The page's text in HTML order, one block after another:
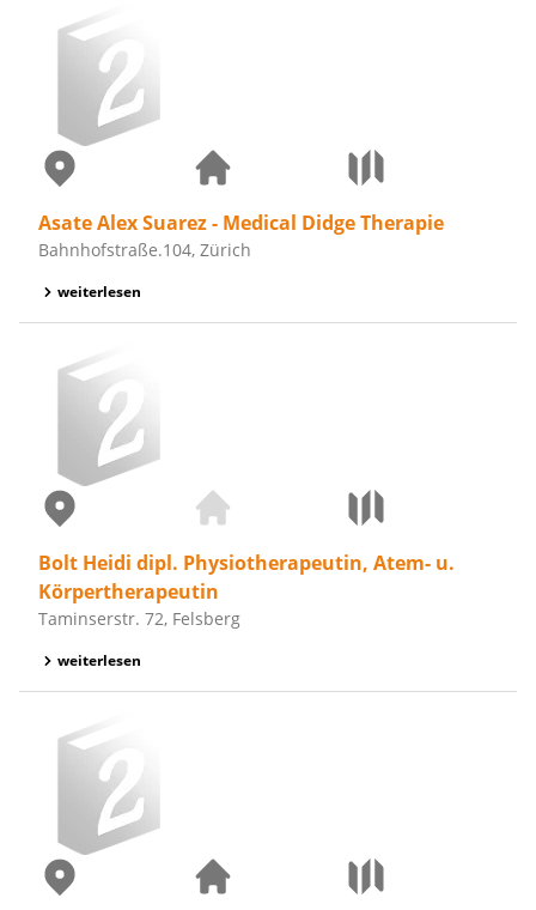
Asate Alex Suarez - Medical Didge Therapie
Bahnhofstraße.104, Zürich
weiterlesen
Bolt Heidi dipl. Physiotherapeutin, Atem- u.
Körpertherapeutin
Taminserstr. 72, Felsberg
weiterlesen